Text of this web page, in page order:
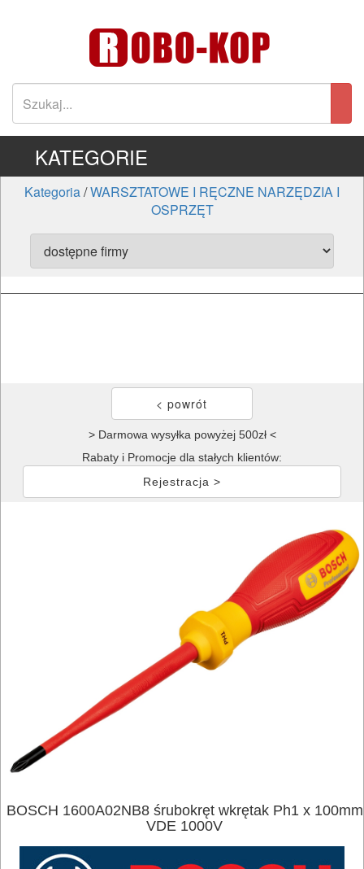
ELEKTRONARZĘDZIA
ELEKTRONARZĘDZIA
AKUMULATOROWE
KATEGORIE
Kategoria/WARSZTATOWE I RĘCZNE NARZĘDZIA I
OSPRZĘT
> Darmowa wysyłka powyżej 500zł <
Rabaty i Promocje dla stałych klientów:
Rejestracja >
BOSCH 1600A02NB8 śrubokręt wkrętak Ph1 x 100mm
VDE 1000V